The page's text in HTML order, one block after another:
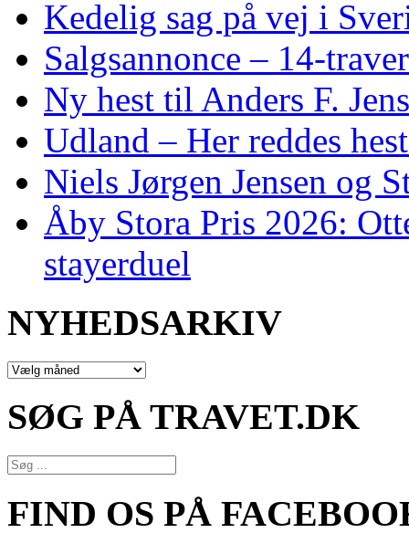
Kedelig sag på vej i
Salgsannonce –
Ny hest til Anders F.
Udland – Her reddes
Niels Jørgen Jensen og
Åby Stora Pris 2026:
stayerduel
NYHEDSARKIV
NYHEDSARKIV
SØG PÅ TRAVET.DK
FIND OS PÅ